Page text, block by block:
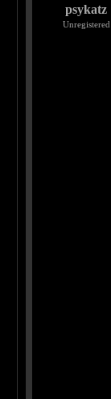
psykatz
Unregistered